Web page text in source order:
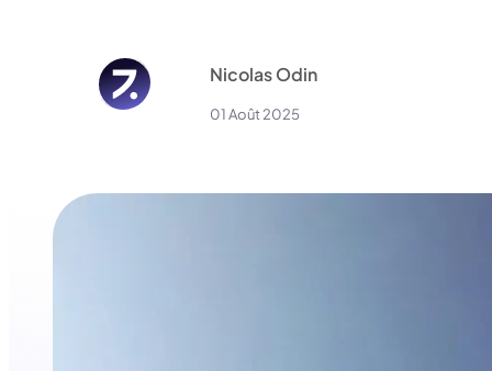
Nicolas Odin
01 Août 2025